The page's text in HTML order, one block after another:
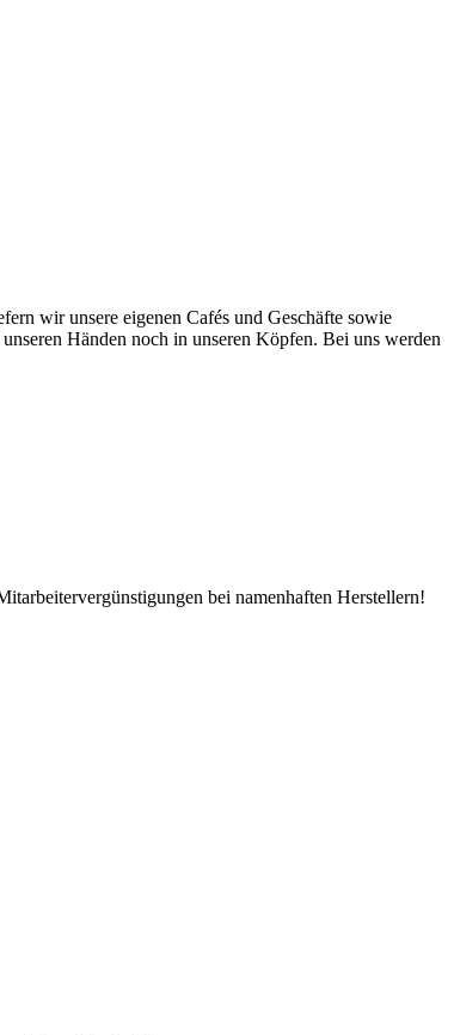
wir unsere eigenen Cafés und Geschäfte sowie
Händen noch in unseren Köpfen. Bei uns werden
bei namenhaften Herstellern!